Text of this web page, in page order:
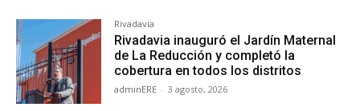
Rivadavia
Rivadavia inauguró el Jardín Maternal
de La Reducción y completó la
cobertura en todos los distritos
adminERE - 3 agosto, 2026